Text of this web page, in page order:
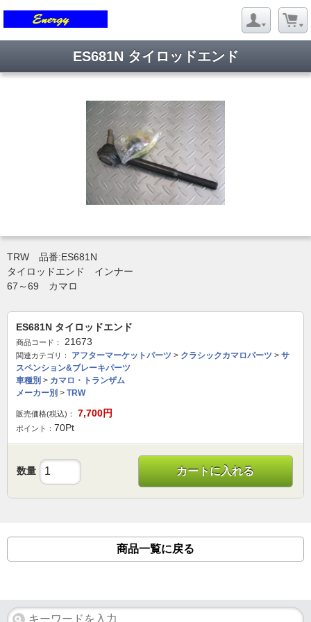
ES681N タイロッドエンド
TRW 品番:ES681N
タイロッドエンド インナー
67～69 カマロ
ES681N タイロッドエンド
商品コード： 21673
関連カテゴリ： アフターマーケットパーツ > クラシックカマロパーツ > サ
スペンション&ブレーキパーツ
車種別 > カマロ・トランザム
メーカー別 > TRW
販売価格(税込)： 7,700円
ポイント： 70Pt
数量 カートに入れる
商品一覧に戻る